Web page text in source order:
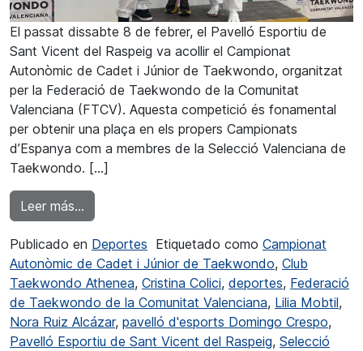
El passat dissabte 8 de febrer, el Pavelló Esportiu de
Sant Vicent del Raspeig va acollir el Campionat
Autonòmic de Cadet i Júnior de Taekwondo, organitzat
per la Federació de Taekwondo de la Comunitat
Valenciana (FTCV). Aquesta competició és fonamental
per obtenir una plaça en els propers Campionats
d’Espanya com a membres de la Selecció Valenciana de
Taekwondo. […]
Leer más…
Publicado en Deportes Etiquetado como Campionat
Autonòmic de Cadet i Júnior de Taekwondo, Club
Taekwondo Athenea, Cristina Colici, deportes, Federació
de Taekwondo de la Comunitat Valenciana, Lilia Mobtil,
Nora Ruiz Alcázar, pavelló d'esports Domingo Crespo,
Pavelló Esportiu de Sant Vicent del Raspeig, Selecció